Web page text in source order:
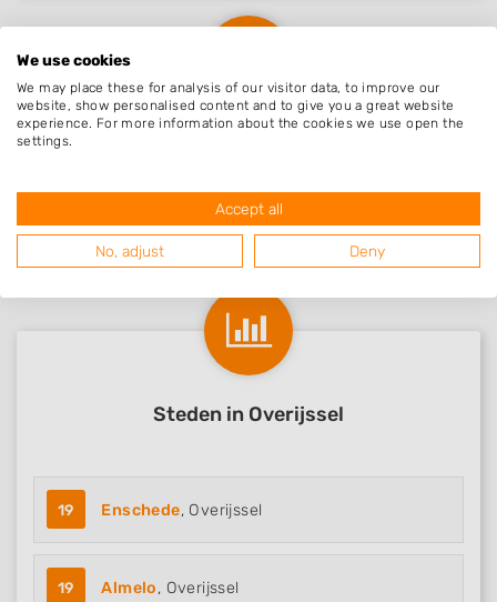
Nog geen statistieken beschikbaar.
Steden in Overijssel
19 Enschede, Overijssel
19 Almelo, Overijssel
We use cookies
We may place these for analysis of our visitor data, to improve our
website, show personalised content and to give you a great website
experience. For more information about the cookies we use open the
settings.
Accept all
No, adjust Deny